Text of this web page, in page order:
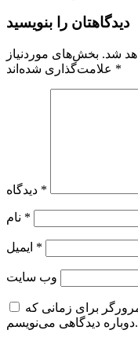
دیدگاهتان را بنویسید
شد. بخش‌های موردنیاز
*
*
*
*
وب‌ سایت
برای زمانی که
دوباره دیدگاهی می‌نویسم.